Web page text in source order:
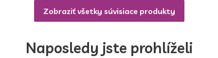
Zobraziť všetky súvisiace produkty
Naposledy jste prohlíželi